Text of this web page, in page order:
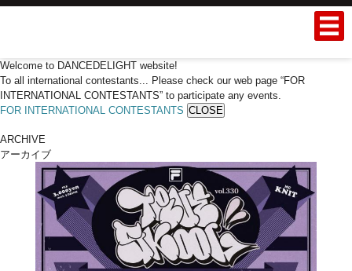
Welcome to DANCEDELIGHT website!
To all international contestants... Please check our web page “FOR
INTERNATIONAL CONTESTANTS” to participate any events.
FOR INTERNATIONAL CONTESTANTS CLOSE
ARCHIVE
アーカイブ